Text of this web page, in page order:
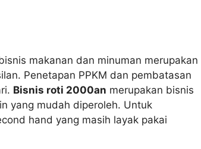
makanan dan minuman merupakan
Penetapan PPKM dan pembatasan
Bisnis roti 2000an merupakan bisnis
yang mudah diperoleh. Untuk
hand yang masih layak pakai